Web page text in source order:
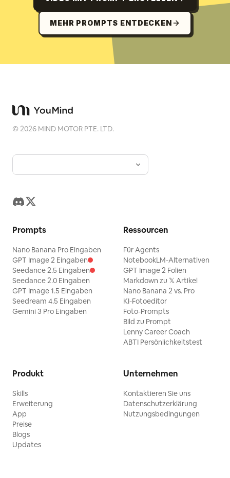
MEHR PROMPTS ENTDECKEN
©2026 MIND MOTOR PTE. LTD.
Prompts
Nano Banana Pro Eingaben
GPT Image 2 Eingaben
Seedance 2.5 Eingaben
Seedance 2.0 Eingaben
GPT Image 1.5 Eingaben
Seedream 4.5 Eingaben
Gemini 3 Pro Eingaben
Ressourcen
Für Agents
NotebookLM-Alternativen
GPT Image 2 Folien
Markdown zu 𝕏 Artikel
Nano Banana 2 vs. Pro
KI-Fotoeditor
Foto-Prompts
Bild zu Prompt
Lenny Career Coach
ABTI Persönlichkeitstest
Produkt
Skills
Erweiterung
App
Preise
Blogs
Updates
Unternehmen
Kontaktieren Sie uns
Datenschutzerklärung
Nutzungsbedingungen